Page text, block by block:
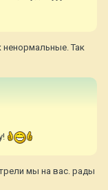
ненормальные. Так
мы на вас. рады